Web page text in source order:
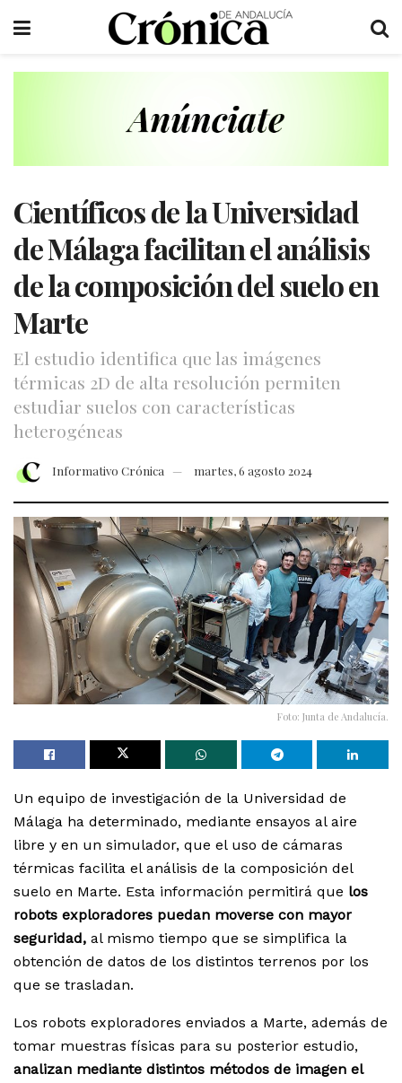
Científicos de la Universidad
de Málaga facilitan el análisis
de la composición del suelo en
Marte
El estudio identifica que las imágenes
térmicas 2D de alta resolución permiten
estudiar suelos con características
heterogéneas
Informativo Crónica martes, 6 agosto 2024
Foto: Junta de Andalucía.
Un equipo de investigación de la Universidad de
Málaga ha determinado, mediante ensayos al aire
libre y en un simulador, que el uso de cámaras
térmicas facilita el análisis de la composición del
suelo en Marte. Esta información permitirá que los
robots exploradores puedan moverse con mayor
seguridad, al mismo tiempo que se simplifica la
obtención de datos de los distintos terrenos por los
que se trasladan.
Los robots exploradores enviados a Marte, además de
tomar muestras físicas para su posterior estudio,
analizan mediante distintos métodos de imagen el